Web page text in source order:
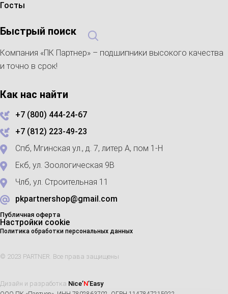
Госты
Быстрый поиск
Компания «ПК Партнер» – подшипники высокого качества
и точно в срок!
Как нас найти
+7 (800) 444-24-67
+7 (812) 223-49-23
Спб, Мгинская ул., д. 7, литер А, пом 1-Н
Екб, ул. Зоологическая 9В
Члб, ул. Строительная 11
pkpartnershop@gmail.com
Публичная оферта
Настройки cookie
Политика обработки персональных данных
© 2023 PARTNER. Все права защищены
Дизайн и разработка Nice’N’Easy